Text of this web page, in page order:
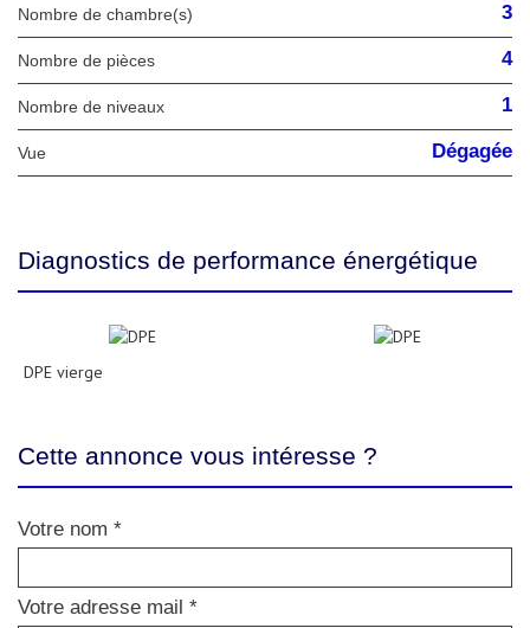
Nombre de chambre(s) 3
Nombre de pièces 4
Nombre de niveaux 1
Vue Dégagée
Diagnostics de performance énergétique
DPE vierge
Cette annonce vous intéresse ?
Votre nom *
Votre adresse mail *